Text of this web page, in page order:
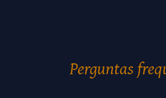
Perguntas